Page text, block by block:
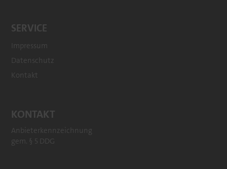
SERVICE
Impressum
Datenschutz
Kontakt
KONTAKT
Anbieterkennzeichnung
gem. § 5 DDG